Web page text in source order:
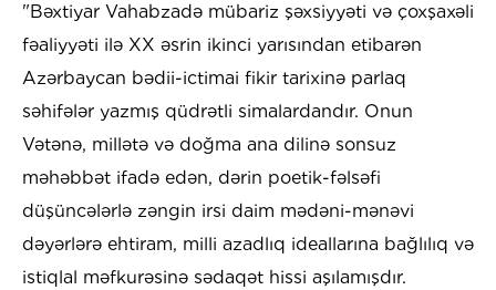
"Bəxtiyar Vahabzadə mübariz şəxsiyyəti və çoxşaxəli
fəaliyyəti ilə XX əsrin ikinci yarısından etibarən
Azərbaycan bədii-ictimai fikir tarixinə parlaq
səhifələr yazmış qüdrətli simalardandır. Onun
Vətənə, millətə və doğma ana dilinə sonsuz
məhəbbət ifadə edən, dərin poetik-fəlsəfi
düşüncələrlə zəngin irsi daim mədəni-mənəvi
dəyərlərə ehtiram, milli azadlıq ideallarına bağlılıq və
istiqlal məfkurəsinə sədaqət hissi aşılamışdır.